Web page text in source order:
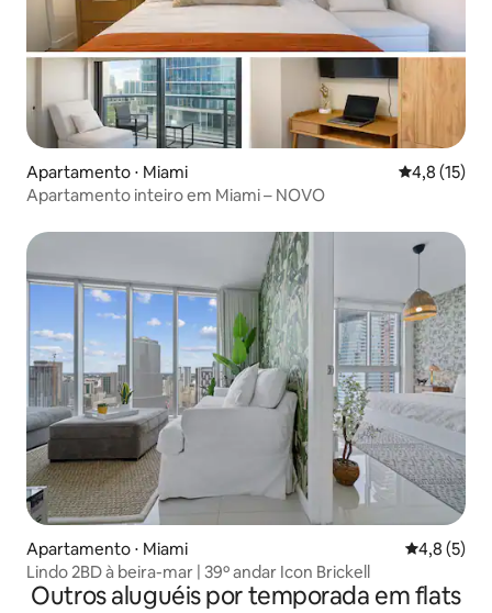
Apartamento ⋅ Miami 4,8 de uma
4,8 (15)
Apartamento inteiro em Miami – NOVO
Apartamento ⋅ Miami 4,8 de
4,8 (5)
Lindo 2BD à beira-mar | 39º andar Icon Brickell
Outros aluguéis por temporada em flats